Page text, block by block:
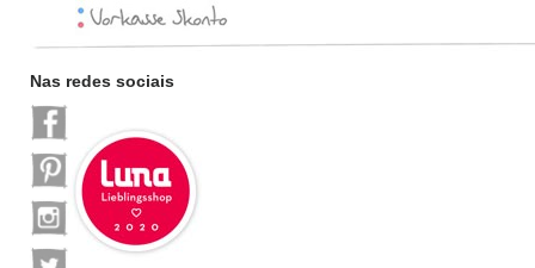
Nas redes sociais